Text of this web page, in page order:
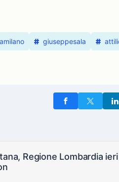
giuseppesala
Regione Lombardia